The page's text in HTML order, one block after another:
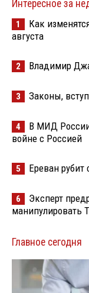
Интересное за
1
Как
августа
2 Владимир
3 Законы,
4
В МИД
войне с Россией
5 Ереван рубит
6
Эксперт
манипулировать
Главное сегодня